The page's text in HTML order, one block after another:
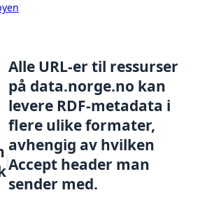
Alle URL-er til ressurser
på data.norge.no kan
levere RDF-metadata i
flere ulike formater,
avhengig av hvilken
Accept header man
sender med.